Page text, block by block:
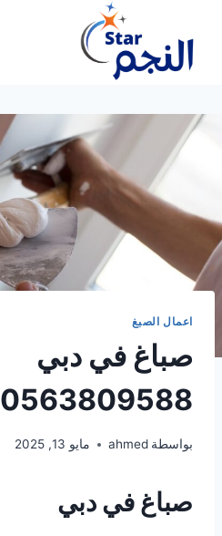
المحتوى
اعمال الصبغ
صباغ في دبي
0563809588 خصم 30%
بواسطة ahmed مايو 13, 2025
صباغ في دبي